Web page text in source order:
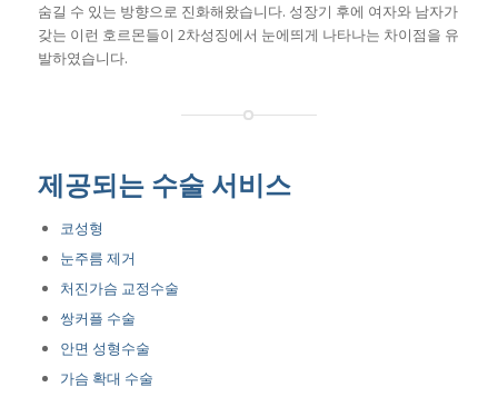
숨길 수 있는 방향으로 진화해왔습니다. 성장기 후에 여자와 남자가
갖는 이런 호르몬들이 2차성징에서 눈에띄게 나타나는 차이점을 유
발하였습니다.
제공되는 수술 서비스
코성형
눈주름 제거
처진가슴 교정수술
쌍커플 수술
안면 성형수술
가슴 확대 수술